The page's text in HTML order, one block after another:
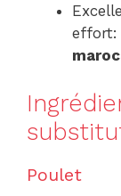
effort:
Poulet